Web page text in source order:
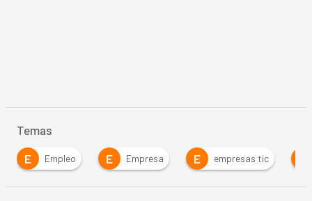
Temas
E
Empleo E Empresa E empresas tic